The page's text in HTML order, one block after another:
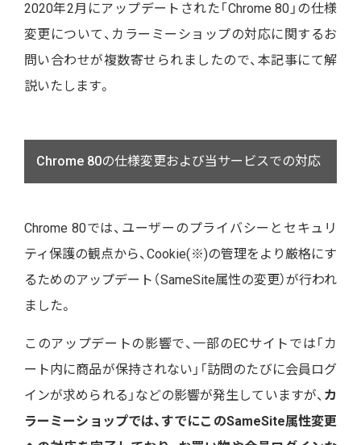
2020年2月にアップデートされた「Chrome 80」の仕様
変更について、カラーミーショップの対応に関するお
問い合わせが複数寄せられましたので、本記事にて解
説いたします。
Chrome 80の仕様変更および当サービスでの対応
Chrome 80では、ユーザーのプライバシーとセキュリ
ティ保護の観点から、Cookie(※)の管理をより厳格にす
るためのアップデート（SameSite属性の変更）が行われ
ました。
このアップデートの影響で、一部のECサイトでは「カ
ート内に商品が保持されない」「訪問のたびに会員ログ
インが求められる」などの影響が発生していますが、 カ
ラーミーショップでは、すでにこのSameSite属性変更